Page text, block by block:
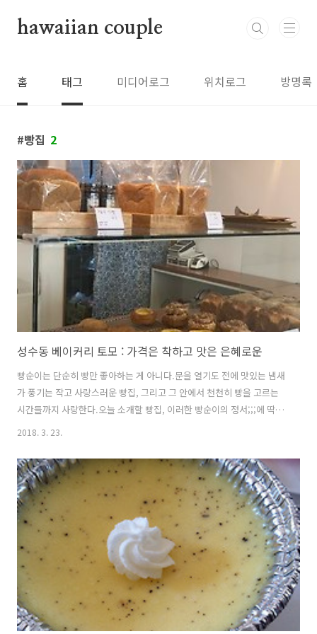
hawaiian couple
홈 태그 미디어로그 위치로그 방명록
빵집 2
성수동 베이커리 토모 : 가격은 착하고 맛은 은혜로운
빵순이는 단순히 빵만 좋아하는 게 아니다.문을 열기도 전에 맛있는 냄새
가 풍기는 작고 사랑스러운 빵집, 그리고 그 안에서 천천히 빵을 고르는
시간들까지 사랑한다.오늘 소개할 빵집, 이러한 빵순이의 정서;;;에 딱 맞
는 집이다. bakery tomo 02-6465-7778서울 성동구 뚝섬로5길 15 (성
금호아파트와 힐스테이트 사이, 성수공고 근처에 위치해 있다.옆집 재주
식탁도 카레로 유명한 곳. 작고 귀여운 외관. 재주식탁처럼 테라스를 놓
아도 좋을 듯. 정말 딱 요만큼의 공간이다. 그 안에서 주인공 답게 조명을
받고 있는 빵들. 식빵은 그냥 식빵과 잡곡 식빵 두 종류. 샹달프 잼도 같이
판매 중이다. 썰지 않은 것을 기..
2018. 3. 23.